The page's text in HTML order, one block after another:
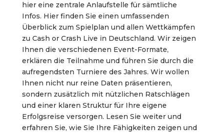
hier eine zentrale Anlaufstelle für sämtliche
Infos. Hier finden Sie einen umfassenden
Überblick zum Spielplan und allen Wettkämpfen
zu Cash or Crash Live in Deutschland. Wir zeigen
Ihnen die verschiedenen Event-Formate,
erklären die Teilnahme und führen Sie durch die
aufregendsten Turniere des Jahres. Wir wollen
Ihnen nicht nur reine Daten präsentieren,
sondern zusätzlich mit nützlichen Ratschlägen
und einer klaren Struktur für Ihre eigene
Erfolgsreise versorgen. Lesen Sie weiter und
erfahren Sie, wie Sie Ihre Fähigkeiten zeigen und